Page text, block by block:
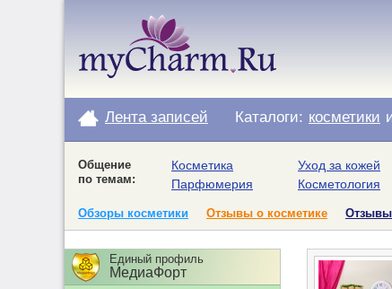
Лента записей Каталоги: косметики
Общение
по темам:
Косметика
Парфюмерия
Уход за кожей
Косметология
Обзоры косметики Отзывы о косметике
Единый профиль
МедиаФорт